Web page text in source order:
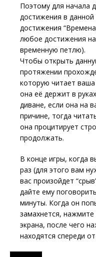
Поэтому для начала
достижения в
достижения
любое достижения
временную петлю).
Чтобы открыть
протяжении
которую читает
она её держит в
диване, если она на
причине, тогда
она процитирует
продолжать.
В конце игры, когда
раз (для этого вам
вас произойдет
дайте ему
минуты. Когда он
замахнется,
экрана, после чего
находятся спереди